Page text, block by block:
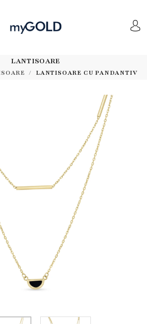
LANTISOARE
LANTISOARE CU PANDANTIV